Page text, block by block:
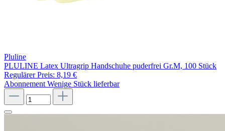
Pluline
PLULINE Latex Ultragrip Handschuhe puderfrei Gr.M, 100 Stück
Regulärer Preis: 8,19 €
Abonnement Wenige Stück lieferbar